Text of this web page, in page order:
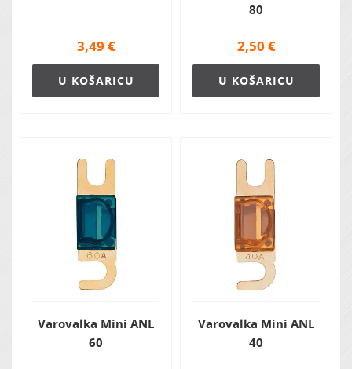
3,49 €
U KOŠARICU
80
2,50 €
U KOŠARICU
Varovalka Mini ANL
60
Varovalka Mini ANL
40